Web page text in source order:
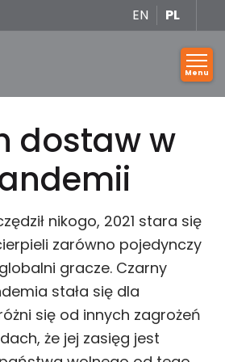
EN PL
dostaw w
nikogo, 2021 stara się
zarówno pojedynczy
gracze. Czarny
stała się dla
się od innych zagrożeń
że jej zasięg jest